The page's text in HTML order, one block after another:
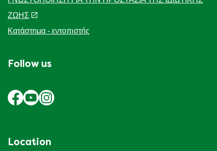
ΖΩΗΣ
Κατάστημα - εντοπιστής
Follow us
Location